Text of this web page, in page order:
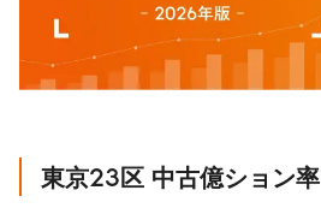
東京23区 中古億ション率